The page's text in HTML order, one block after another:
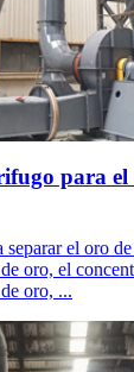
para
el oro
oro, el
oro, ...